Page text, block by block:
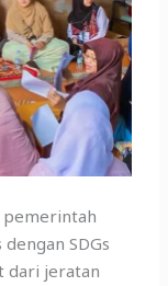
SDGs
dari jeratan